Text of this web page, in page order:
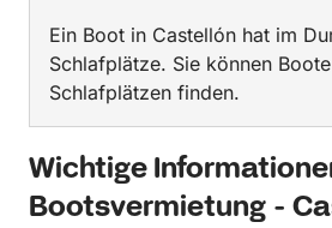
Ein Boot in Castellón hat im
Schlafplätze. Sie können
Schlafplätzen finden.
Wichtige
Bootsvermietung -